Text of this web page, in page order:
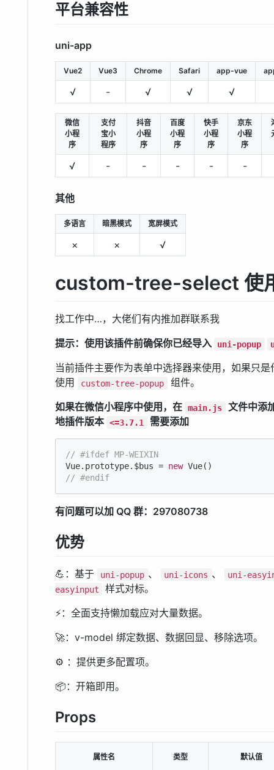
平台兼容性
uni-app
Vue2 Vue3 Chrome Safari app-vue
√ - √ √ √
微信
小程
序
支付
宝小
程序
抖音
小程
序
百度
小程
序
快手
小程
序
京东
小程
序
√ - - - - -
其他
多语言 暗黑模式 宽屏模式
× × √
custom-tree-select 使
找工作中…，大佬们有内推加群联系我
提示：使用该插件前确保你已经导入
uni-popup
当前插件主要作为表单中选择器来使用，如果只
使用
custom-tree-popup
组件。
如果在微信小程序中使用，在 main.js
文件中添
地插件版本 <=3.7.1 需要添加
// #ifdef MP-WEIXIN
Vue.prototype.$bus = new
// #endif
有问题可以加 QQ 群：297080738
优势
💪：基于 uni-popup 、 uni-icons 、
uni-
easyinput
样式对标。
⚡：全面支持懒加载应对大量数据。
🚀：v-model 绑定数据、数据回显、移除选项。
⚙ ：提供更多配置项。
📦：开箱即用。
Props
属性名 类型 默认值